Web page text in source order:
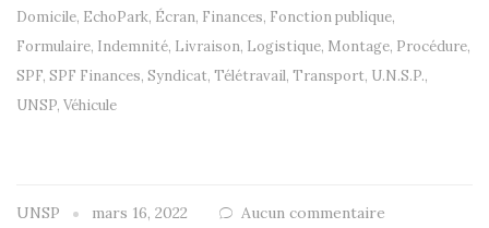
Domicile, EchoPark, Écran, Finances, Fonction publique,
Formulaire, Indemnité, Livraison, Logistique, Montage, Procédure,
SPF, SPF Finances, Syndicat, Télétravail, Transport, U.N.S.P.,
UNSP, Véhicule
UNSP mars 16, 2022 Aucun commentaire